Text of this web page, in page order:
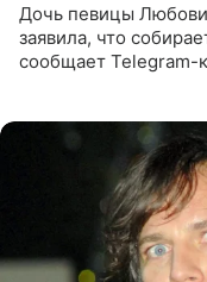
Дочь певицы Любови
заявила, что
сообщает Telegram-